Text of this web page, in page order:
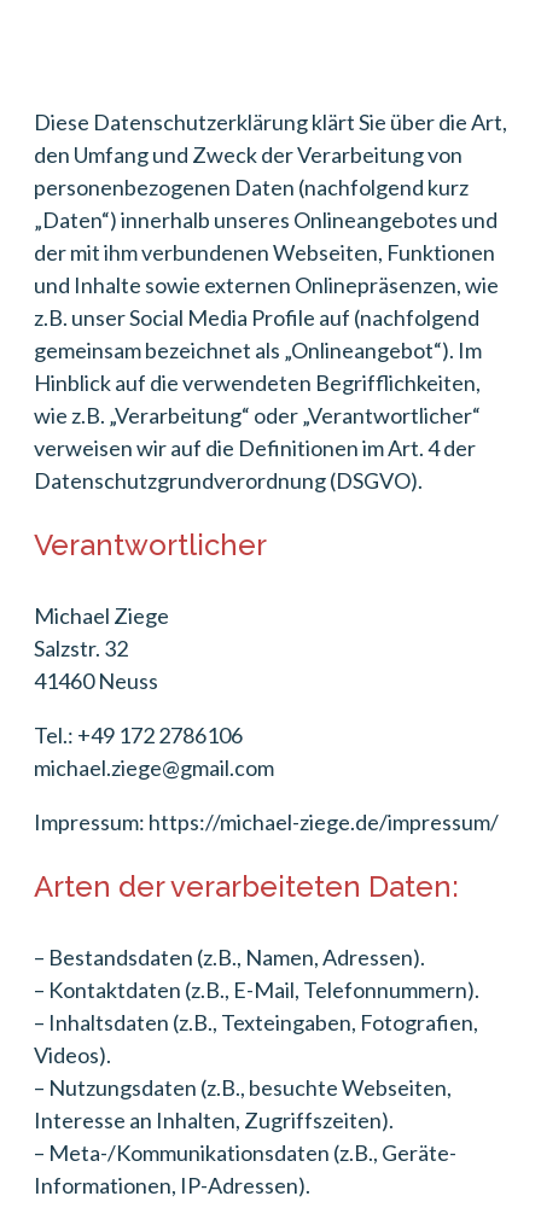
Diese Datenschutzerklärung klärt Sie über die Art,
den Umfang und Zweck der Verarbeitung von
personenbezogenen Daten (nachfolgend kurz
„Daten“) innerhalb unseres Onlineangebotes und
der mit ihm verbundenen Webseiten, Funktionen
und Inhalte sowie externen Onlinepräsenzen, wie
z.B. unser Social Media Profile auf (nachfolgend
gemeinsam bezeichnet als „Onlineangebot“). Im
Hinblick auf die verwendeten Begrifflichkeiten,
wie z.B. „Verarbeitung“ oder „Verantwortlicher“
verweisen wir auf die Definitionen im Art. 4 der
Datenschutzgrundverordnung (DSGVO).
Verantwortlicher
Michael Ziege
Salzstr. 32
41460 Neuss
Tel.: +49 172 2786106
michael.ziege@gmail.com
Impressum: https://michael-ziege.de/impressum/
Arten der verarbeiteten Daten:
– Bestandsdaten (z.B., Namen, Adressen).
– Kontaktdaten (z.B., E-Mail, Telefonnummern).
– Inhaltsdaten (z.B., Texteingaben, Fotografien,
Videos).
– Nutzungsdaten (z.B., besuchte Webseiten,
Interesse an Inhalten, Zugriffszeiten).
– Meta-/Kommunikationsdaten (z.B., Geräte-
Informationen, IP-Adressen).